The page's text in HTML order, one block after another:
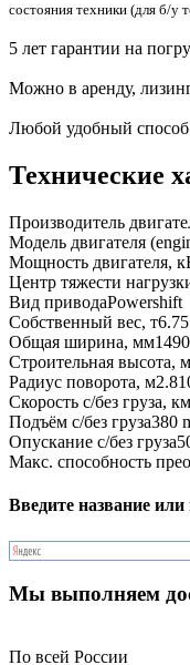
состояния техники (для б/у
5 лет гарантии на
Можно в аренду,
Любой удобный
Технические
Производитель
Модель двигателя
Мощность двигателя,
Центр тяжести
Вид приводаPowershift
Собственный вес, т6.75
Общая ширина, мм1490
Строительная высота,
Радиус поворота, м
Скорость с/без груза,
Подъём с/без груза380
Опускание с/без груза
Макс. способность
Введите название или
Мы выполняем
По всей России